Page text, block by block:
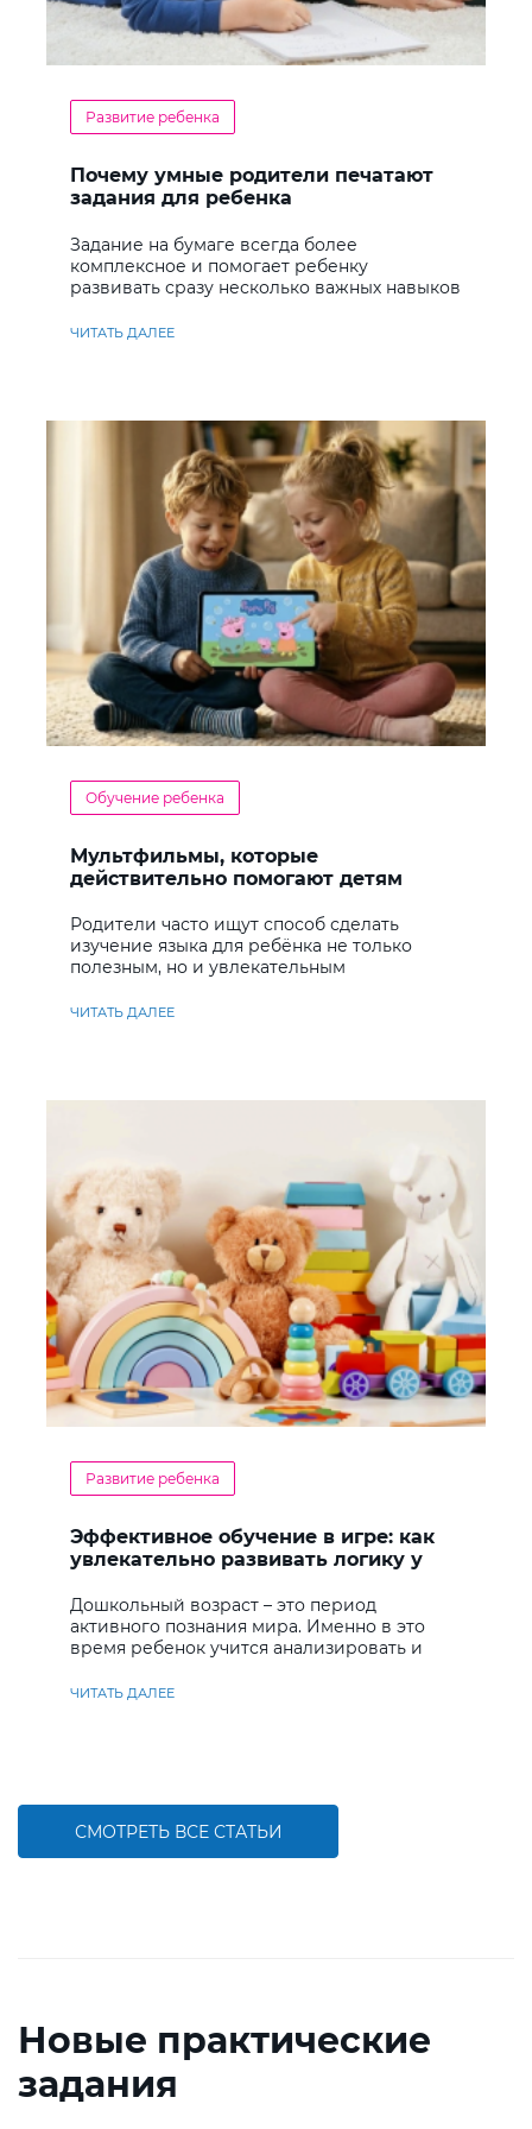
Развитие ребенка
Почему умные родители печатают
задания для ребенка
Задание на бумаге всегда более
комплексное и помогает ребенку
развивать сразу несколько важных навыков
ЧИТАТЬ ДАЛЕЕ
Обучение ребенка
Мультфильмы, которые
действительно помогают детям
Родители часто ищут способ сделать
изучение языка для ребёнка не только
полезным, но и увлекательным
ЧИТАТЬ ДАЛЕЕ
Развитие ребенка
Эффективное обучение в игре: как
увлекательно развивать логику у
Дошкольный возраст – это период
активного познания мира. Именно в это
время ребенок учится анализировать и
ЧИТАТЬ ДАЛЕЕ
СМОТРЕТЬ ВСЕ СТАТЬИ
Новые практические
задания